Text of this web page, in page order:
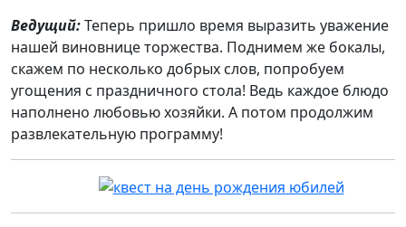
Ведущий:Теперь пришло время выразить уважение
нашей виновнице торжества. Поднимем же бокалы,
скажем по несколько добрых слов, попробуем
угощения с праздничного стола! Ведь каждое блюдо
наполнено любовью хозяйки. А потом продолжим
развлекательную программу!